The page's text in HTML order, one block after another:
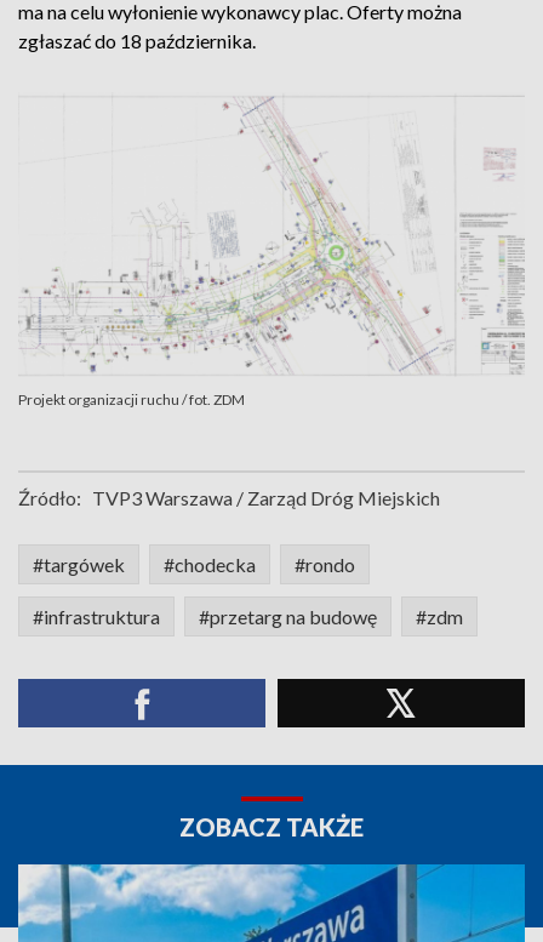
ma na celu wyłonienie wykonawcy plac. Oferty można
zgłaszać do 18 października.
Projekt organizacji ruchu / fot. ZDM
Źródło: TVP3 Warszawa / Zarząd Dróg Miejskich
#targówek #chodecka #rondo
#infrastruktura #przetarg na budowę #zdm
ZOBACZ TAKŻE